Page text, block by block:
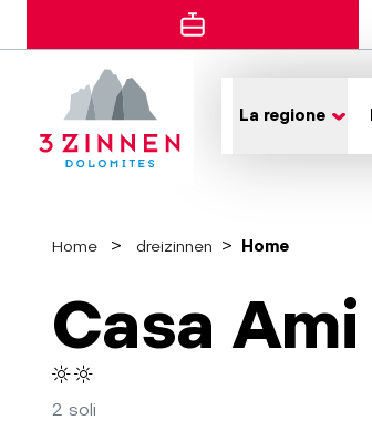
La regione
Home dreizinnen Home
Casa Ami
2 soli